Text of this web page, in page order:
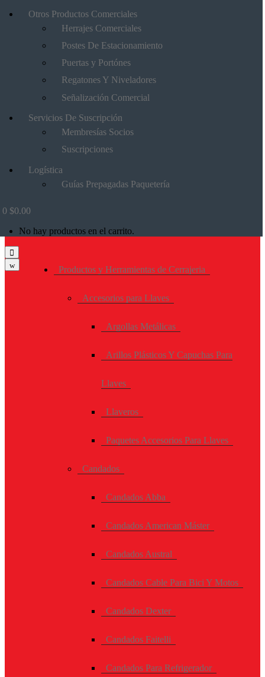
Otros Productos Comerciales
Herrajes Comerciales
Postes De Estacionamiento
Puertas y Portónes
Regatones Y Niveladores
Señalización Comercial
Servicios De Suscripción
Membresías Socios
Suscripciones
Logística
Guías Prepagadas Paquetería
0 $0.00
No hay productos en el carrito.
Productos y Herramientas de Cerrajeria
Accesorios para Llaves
Argollas Metálicas
Arillos Plásticos Y Capuchas Para
Llaves
Llaveros
Paquetes Accesorios Para Llaves
Candados
Candados Abba
Candados American Máster
Candados Austral
Candados Cable Para Bici Y Motos
Candados Dexter
Candados Faitelli
Candados Para Refrigerador